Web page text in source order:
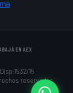
EN AEX
Disp:1532/15
reservados.